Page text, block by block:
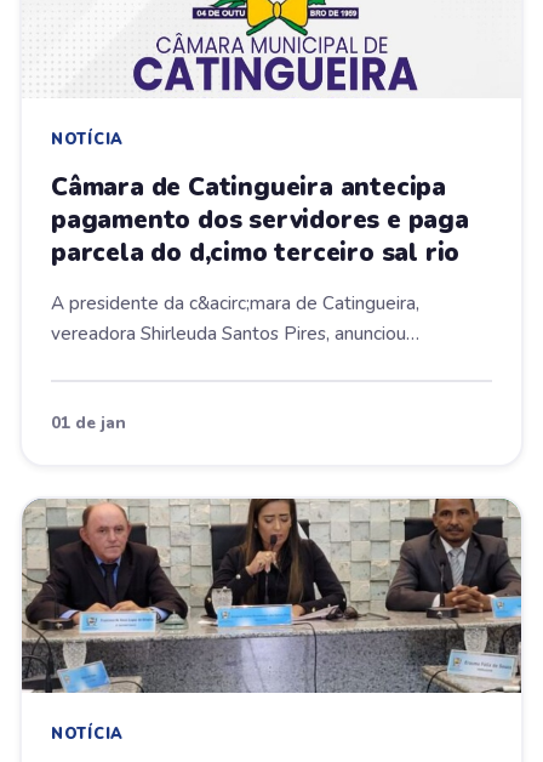
NOTÍCIA
Câmara de Catingueira antecipa
pagamento dos servidores e paga
parcela do d‚cimo terceiro sal rio
A presidente da c&acirc;mara de Catingueira,
vereadora Shirleuda Santos Pires, anunciou
01 de jan
NOTÍCIA